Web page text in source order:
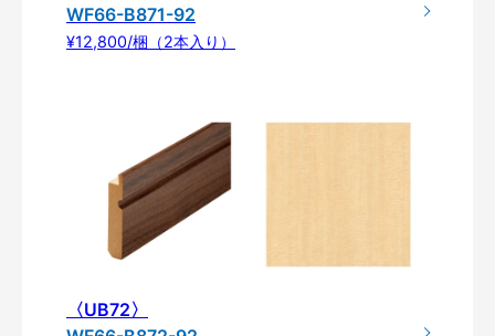
WF66-B871-92
¥12,800/梱（2本入り）
〈UB72〉